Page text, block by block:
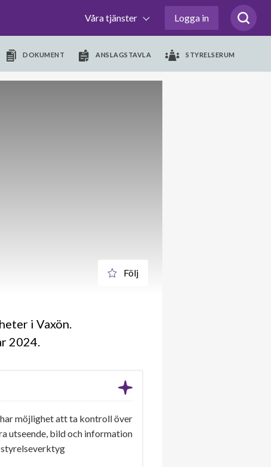
Våra tjänster Logga in
DOKUMENT ANSLAGSTAVLA STYRELSERUM
Följ
i Vaxön.
2024
möjlighet att ta kontroll över
utseende, bild och information